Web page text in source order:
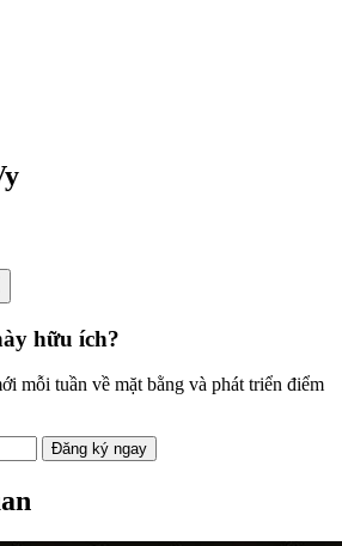
hữu ích?
mỗi tuần về mặt bằng và phát triển điểm
Đăng ký ngay